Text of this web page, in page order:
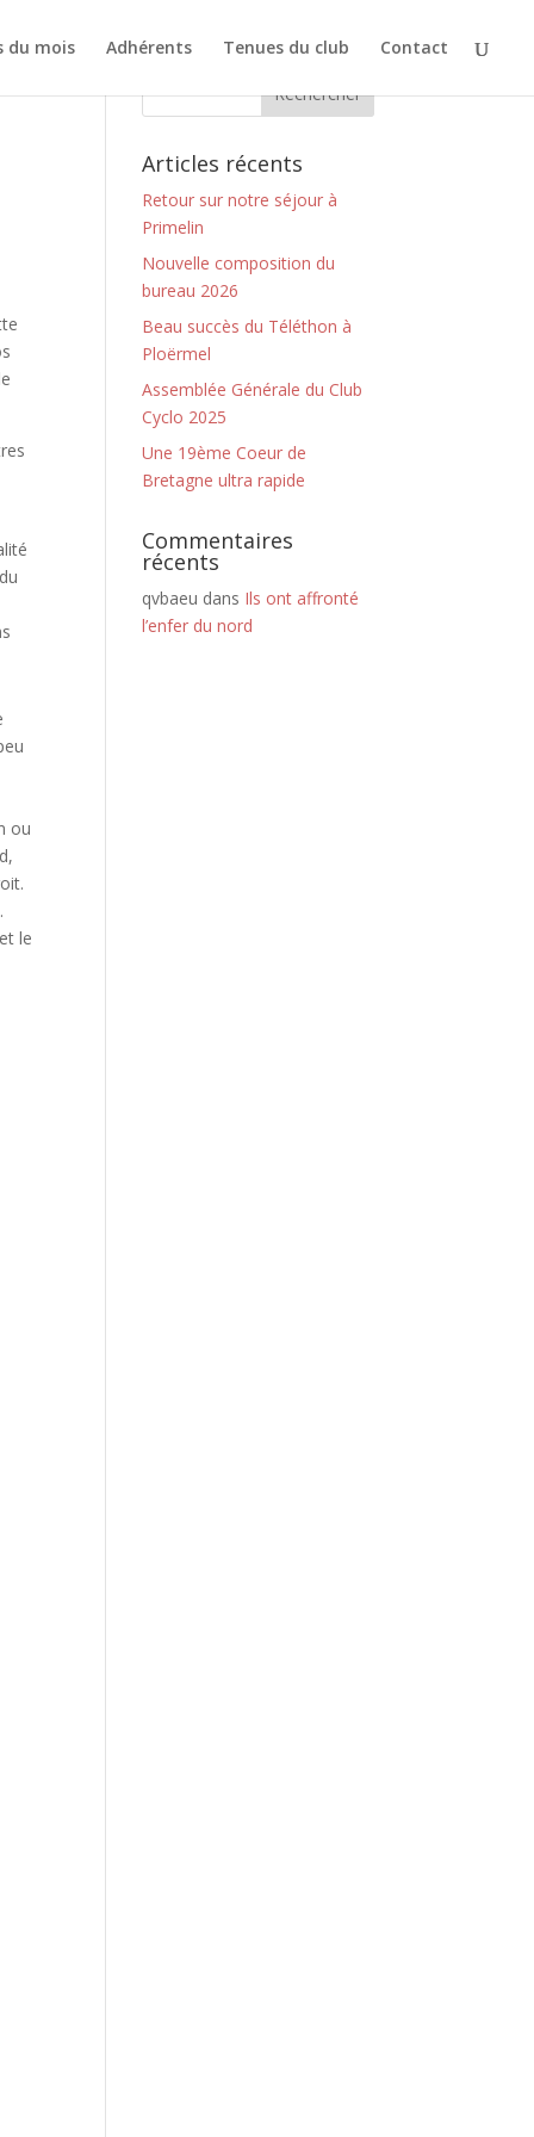
du mois Adhérents Tenues du club Contact
ou
le
Articles récents
Retour sur notre séjour à
Primelin
Nouvelle composition du
bureau 2026
Beau succès du Téléthon à
Ploërmel
Assemblée Générale du Club
Cyclo 2025
Une 19ème Coeur de
Bretagne ultra rapide
Commentaires
récents
qvbaeu dans Ils ont affronté
l’enfer du nord